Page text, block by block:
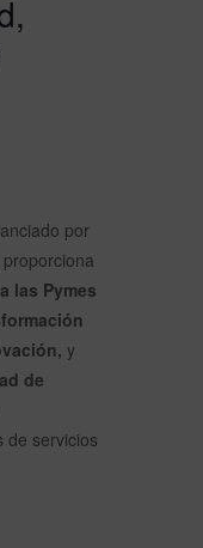
por
las Pymes
y
de
de servicios